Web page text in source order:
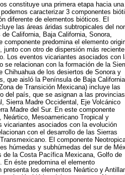
constituye una primera etapa hacia una
caracterizar 3 componentes
diferente de elementos bióticos. El
las áreas áridas subtropicales del
California, Baja California, Sonora,
predomina el elemento
junto con otro de dispersión más reciente
Los eventos vicariantes asociados con
se relacionan con la formación de la
Chihuahua de los desiertos de Sonora y
que aisló la Península de Baja California
de Transición Mexicana) incluye las
del país, que se asignan a las provincias
Sierra Madre Occidental, Eje Volcánico
Madre del Sur. En este componente
Mesoamericano Tropical y
vicariantes asociados con la evolución
con el desarrollo de las Sierras
El componente
húmedas y subhúmedas del sur de
de la Costa Pacífica Mexicana, Golfo de
En éste predomina el elemento
presenta los elementos Neártico y